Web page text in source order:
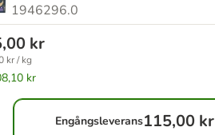
1946296.0
kr
kr / kg
kr
Engångsleverans115,00 kr